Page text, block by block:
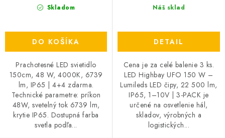
Skladom
DO KOŠÍKA
Prachotesné LED svietidlo
150cm, 48 W, 4000K, 6739
lm, IP65 | 4+4 zdarma.
Technické parametre: príkon
48W, svetelný tok 6739 lm,
krytie IP65. Dostupná farba
svetla podľa...
Náš sklad
DETAIL
Cena je za celé balenie 3 ks.
LED Highbay UFO 150 W –
Lumileds LED čipy, 22 500 lm,
IP65, 1–10V | 3-PACK je
určené na osvetlenie hál,
skladov, výrobných a
logistických...